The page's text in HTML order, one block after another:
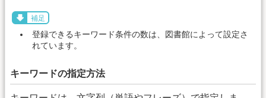
補足
登録できるキーワード条件の数は、図書館によって設定さ
れています。
キーワードの指定方法